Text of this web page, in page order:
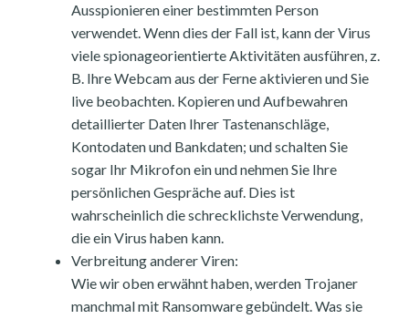
Ausspionieren einer bestimmten Person
verwendet. Wenn dies der Fall ist, kann der Virus
viele spionageorientierte Aktivitäten ausführen, z.
B. Ihre Webcam aus der Ferne aktivieren und Sie
live beobachten. Kopieren und Aufbewahren
detaillierter Daten Ihrer Tastenanschläge,
Kontodaten und Bankdaten; und schalten Sie
sogar Ihr Mikrofon ein und nehmen Sie Ihre
persönlichen Gespräche auf. Dies ist
wahrscheinlich die schrecklichste Verwendung,
die ein Virus haben kann.
Verbreitung anderer Viren:
Wie wir oben erwähnt haben, werden Trojaner
manchmal mit Ransomware gebündelt. Was sie